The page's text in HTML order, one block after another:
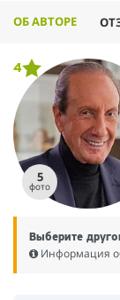
ОБ АВТОРЕ
5
фото
4
Выберите
Информация